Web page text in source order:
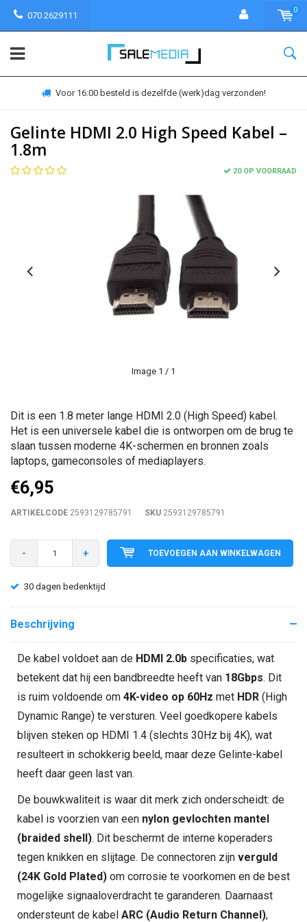
070 2629111
0
Voor 16:00 besteld is dezelfde (werk)dag verzonden!
Gelinte HDMI 2.0 High Speed Kabel –
1.8m
20 OP VOORRAAD
Image 1 / 1
Dit is een 1.8 meter lange HDMI 2.0 (High Speed) kabel.
Het is een universele kabel die is ontworpen om de brug te
slaan tussen moderne 4K-schermen en bronnen zoals
laptops, gameconsoles of mediaplayers.
€6,95
ARTIKELCODE 2593129785791 SKU 2593129785791
- + TOEVOEGEN AAN WINKELWAGEN
30 dagen bedenktijd
Beschrijving
De kabel voldoet aan de HDMI 2.0b specificaties, wat
betekent dat hij een bandbreedte heeft van 18Gbps. Dit
is ruim voldoende om 4K-video op 60Hz met HDR (High
Dynamic Range) te versturen. Veel goedkopere kabels
blijven steken op HDMI 1.4 (slechts 30Hz bij 4K), wat
resulteert in schokkerig beeld, maar deze Gelinte-kabel
heeft daar geen last van.
De bouwkwaliteit is waar dit merk zich onderscheidt: de
kabel is voorzien van een nylon gevlochten mantel
(braided shell). Dit beschermt de interne koperaders
tegen knikken en slijtage. De connectoren zijn verguld
(24K Gold Plated) om corrosie te voorkomen en de best
mogelijke signaaloverdracht te garanderen. Daarnaast
ondersteunt de kabel ARC (Audio Return Channel),